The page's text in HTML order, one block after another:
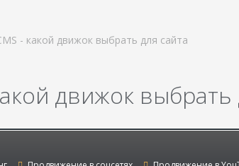
- какой движок выбрать для сайта
движок выбрать